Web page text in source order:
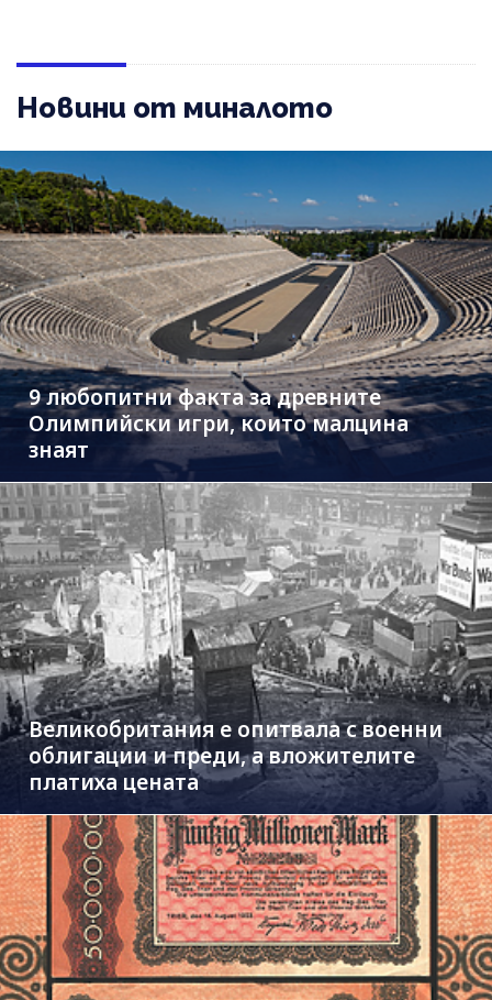
Новини от миналото
9 любопитни факта за древните
Олимпийски игри, които малцина
знаят
Великобритания е опитвала с военни
облигации и преди, а вложителите
платиха цената